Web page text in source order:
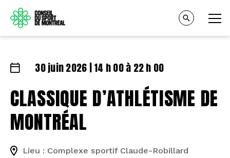
30 juin 2026 | 14 h 00 à 22 h 00
CLASSIQUE D’ATHLÉTISME DE
MONTRÉAL
Lieu : Complexe sportif Claude-Robillard